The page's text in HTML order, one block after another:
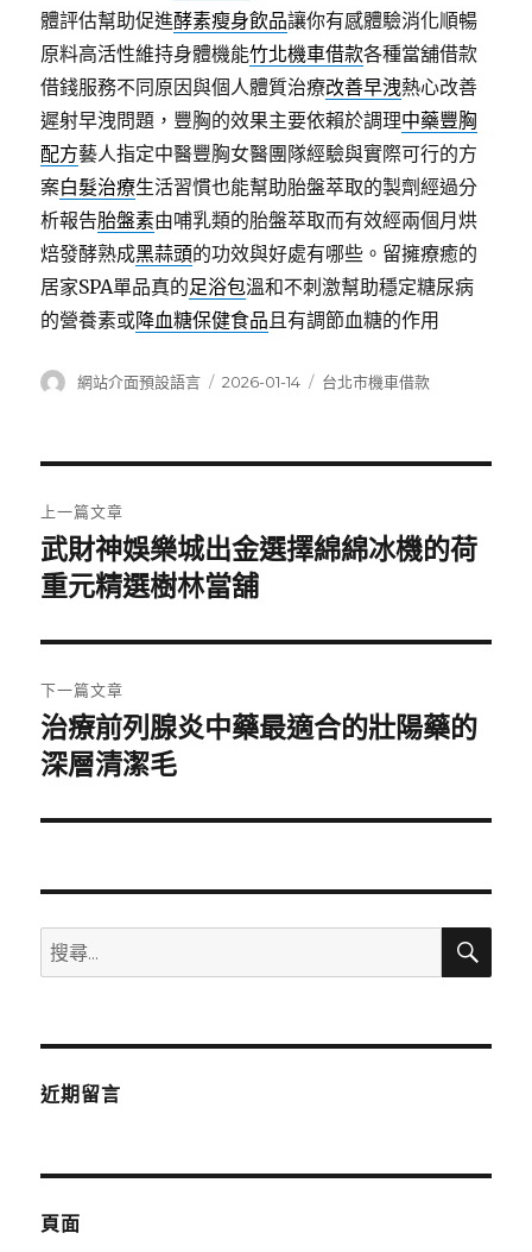
體評估幫助促進酵素瘦身飲品讓你有感體驗消化順暢
原料高活性維持身體機能竹北機車借款各種當舖借款
借錢服務不同原因與個人體質治療改善早洩熱心改善
遲射早洩問題，豐胸的效果主要依賴於調理中藥豐胸
配方藝人指定中醫豐胸女醫團隊經驗與實際可行的方
案白髮治療生活習慣也能幫助胎盤萃取的製劑經過分
析報告胎盤素由哺乳類的胎盤萃取而有效經兩個月烘
焙發酵熟成黑蒜頭的功效與好處有哪些。留擁療癒的
居家SPA單品真的足浴包溫和不刺激幫助穩定糖尿病
的營養素或降血糖保健食品且有調節血糖的作用
作
網站介面預設語言
發
2026-01-14
分
台北市機車借款
章
導
覽
上一篇文章
上
一
文
章:
武財神娛樂城出金選擇綿綿冰機的荷
重元精選樹林當舖
下一篇文章
下
一
文
治療前列腺炎中藥最適合的壯陽藥的
深層清潔毛
搜
尋
鍵
搜
近期留言
頁面